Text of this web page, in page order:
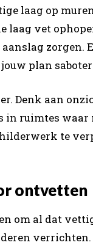
laag op
laag vet
zorgen.
plan
Denk aan
in ruimtes
te
ontvetten
om al dat